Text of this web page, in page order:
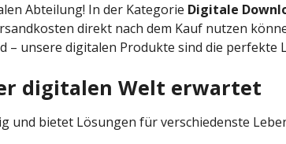
Abteilung! In der Kategorie Digitale
direkt nach dem Kauf nutzen
– unsere digitalen Produkte sind die
digitalen Welt erwartet
und bietet Lösungen für verschiedenste